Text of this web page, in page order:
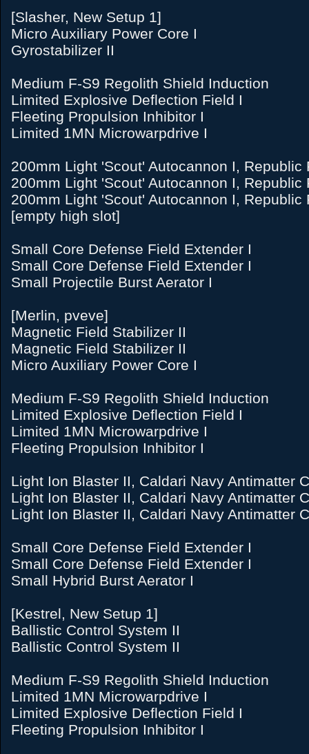
[Slasher, New Setup 1]
Micro Auxiliary Power Core I
Gyrostabilizer II
Medium F-S9 Regolith Shield Induction
Limited Explosive Deflection Field I
Fleeting Propulsion Inhibitor I
Limited 1MN Microwarpdrive I
200mm Light 'Scout' Autocannon I, Republic
200mm Light 'Scout' Autocannon I, Republic
200mm Light 'Scout' Autocannon I, Republic
[empty high slot]
Small Core Defense Field Extender I
Small Core Defense Field Extender I
Small Projectile Burst Aerator I
[Merlin, pveve]
Magnetic Field Stabilizer II
Magnetic Field Stabilizer II
Micro Auxiliary Power Core I
Medium F-S9 Regolith Shield Induction
Limited Explosive Deflection Field I
Limited 1MN Microwarpdrive I
Fleeting Propulsion Inhibitor I
Light Ion Blaster II, Caldari Navy Antimatter
Light Ion Blaster II, Caldari Navy Antimatter
Light Ion Blaster II, Caldari Navy Antimatter
Small Core Defense Field Extender I
Small Core Defense Field Extender I
Small Hybrid Burst Aerator I
[Kestrel, New Setup 1]
Ballistic Control System II
Ballistic Control System II
Medium F-S9 Regolith Shield Induction
Limited 1MN Microwarpdrive I
Limited Explosive Deflection Field I
Fleeting Propulsion Inhibitor I